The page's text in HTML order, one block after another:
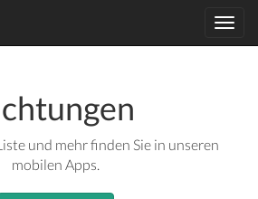
und mehr finden Sie in unseren
mobilen Apps.